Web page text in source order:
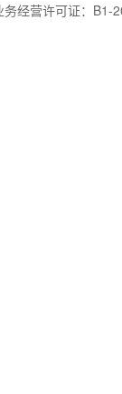
务经营许可证：B1-